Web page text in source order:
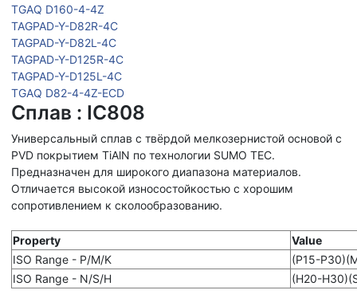
TGAQ D160-4-4Z
TAGPAD-Y-D82R-4C
TAGPAD-Y-D82L-4C
TAGPAD-Y-D125R-4C
TAGPAD-Y-D125L-4C
TGAQ D82-4-4Z-ECD
Сплав : IC808
Универсальный сплав с твёрдой мелкозернистой основой с
PVD покрытием TiAlN по технологии SUMO TEC.
Предназначен для широкого диапазона материалов.
Отличается высокой износостойкостью с хорошим
сопротивлением к сколообразованию.
Property
Value
ISO Range - P/M/K
(P15-
ISO Range - N/S/H
(H20-